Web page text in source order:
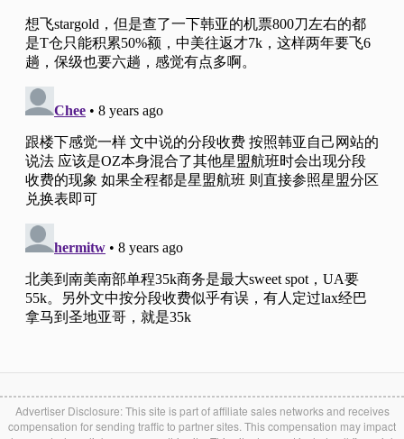
Advertiser Disclosure: This site is part of affiliate sales networks and receives
compensation for sending traffic to partner sites. This compensation may impact